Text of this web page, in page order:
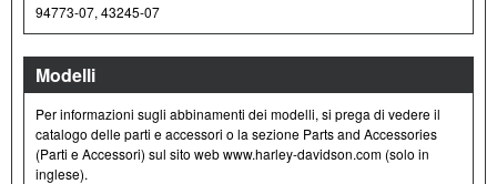
94773-07, 43245-07
Modelli
Per informazioni sugli abbinamenti dei modelli, si prega di vedere il
catalogo delle parti e accessori o la sezione Parts and Accessories
(Parti e Accessori) sul sito web www.harley-davidson.com (solo in
inglese).